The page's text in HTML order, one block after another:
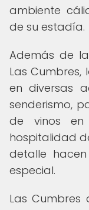
ambiente
de su estadía.
Además de
Las
en diversas
senderismo,
de vinos en
hospitalidad
detalle
especial.
Las Cumbres